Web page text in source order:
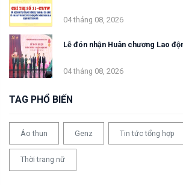
04 tháng 08, 2026
Lễ đón nhận Huân chương Lao
04 tháng 08, 2026
TAG PHỔ BIẾN
Áo thun Genz Tin tức tổng hợp
Thời trang nữ